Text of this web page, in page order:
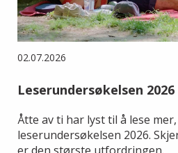
02.07.2026
Leserundersøkelsen
Åtte av ti har lyst til å lese
leserundersøkelsen 2026.